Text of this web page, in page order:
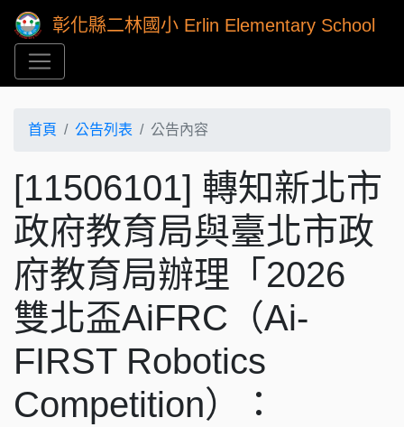
彰化縣二林國小 Erlin Elementary School
首頁 公告列表 公告內容
[11506101] 轉知新北市
政府教育局與臺北市政
府教育局辦理「2026
雙北盃AiFRC（Ai-
FIRST Robotics
Competition）：